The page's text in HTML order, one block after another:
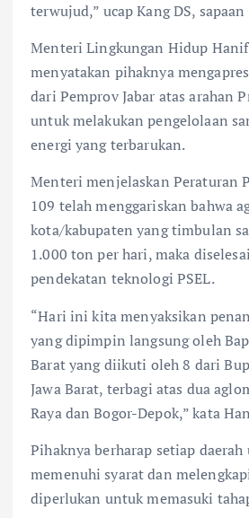
terwujud,” ucap Kang DS,
Menteri Lingkungan Hidup
menyatakan pihaknya
dari Pemprov Jabar atas arahan
untuk melakukan pengelolaan
energi yang terbarukan.
Menteri menjelaskan Peraturan
109 telah menggariskan bahwa
kota/kabupaten yang timbulan
1.000 ton per hari, maka
pendekatan teknologi PSEL.
“Hari ini kita menyaksikan
yang dipimpin langsung oleh
Barat yang diikuti oleh 8 dari
Jawa Barat, terbagi atas dua
Raya dan Bogor-Depok,” kata
Pihaknya berharap setiap daerah
memenuhi syarat dan
diperlukan untuk memasuki